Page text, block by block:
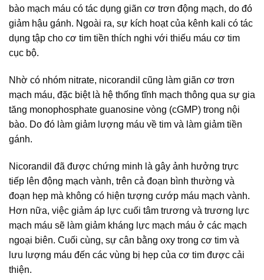
bào mạch máu có tác dụng giãn cơ trơn động mạch, do đó
giảm hậu gánh. Ngoài ra, sự kích hoạt của kênh kali có tác
dụng tập cho cơ tim tiền thích nghi với thiếu máu cơ tim
cục bộ.
Nhờ có nhóm nitrate, nicorandil cũng làm giãn cơ trơn
mạch máu, đặc biệt là hệ thống tĩnh mạch thông qua sự gia
tăng monophosphate guanosine vòng (cGMP) trong nội
bào. Do đó làm giảm lượng máu về tim và làm giảm tiền
gánh.
Nicorandil đã được chứng minh là gây ảnh hưởng trực
tiếp lên động mạch vành, trên cả đoạn bình thường và
đoạn hẹp mà không có hiện tượng cướp máu mạch vành.
Hơn nữa, việc giảm áp lực cuối tâm trương và trương lực
mạch máu sẽ làm giảm kháng lực mạch máu ở các mạch
ngoại biên. Cuối cùng, sự cân bằng oxy trong cơ tim và
lưu lượng máu đến các vùng bị hẹp của cơ tim được cải
thiện.